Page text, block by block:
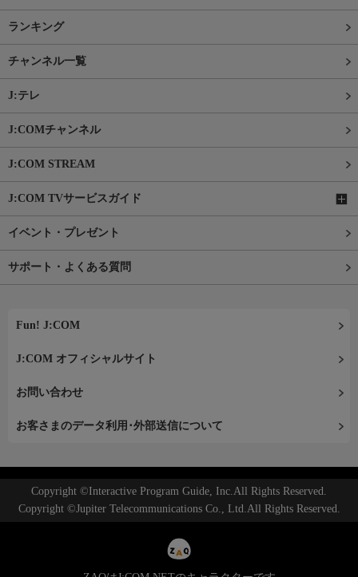
ランキング
チャンネル一覧
J:テレ
J:COMチャンネル
J:COM STREAM
J:COM TVサービスガイド
イベント・プレゼント
サポート・よくある質問
Fun! J:COM
J:COM オフィシャルサイト
お問い合わせ
お客さまのデータ利用･外部送信について
Copyright ©Interactive Program Guide, Inc.All Rights Reserved.
Copyright ©Jupiter Telecommunications Co., Ltd.All Rights Reserved.